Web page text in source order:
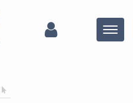
Menu